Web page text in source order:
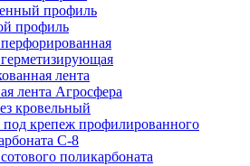
профиль
профиль
лента
лента Агросфера
кровельный
крепеж профилированного
С-8
поликарбоната